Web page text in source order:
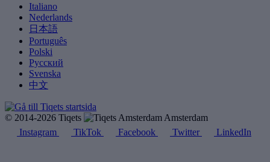
Italiano
Nederlands
日本語
Português
Polski
Русский
Svenska
中文
© 2014-2026 Tiqets
Amsterdam
Instagram
TikTok Facebook Twitter LinkedIn